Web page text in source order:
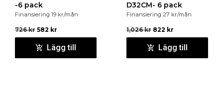
-6 pack
Finansiering 19 kr/mån
726kr 582 kr
Lägg till
D32CM- 6 pack
Finansiering 27 kr/mån
1,026kr 822 kr
Lägg till